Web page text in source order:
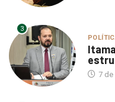
3
7